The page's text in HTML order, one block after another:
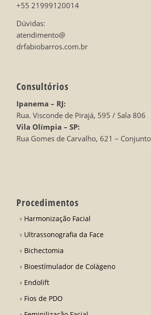
+55 21999120014
Dúvidas:
atendimento@
drfabiobarros.com.br
Consultórios
Ipanema – RJ:
Rua. Visconde de Pirajá, 595 / Sala 806
Vila Olímpia – SP:
Rua Gomes de Carvalho, 621 –
Procedimentos
Harmonização Facial
Ultrassonografia da Face
Bichectomia
Bioestímulador de Colágeno
Endolift
Fios de PDO